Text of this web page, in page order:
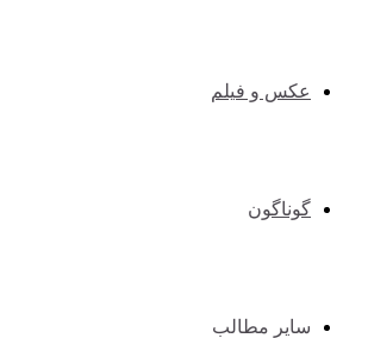
عکس و فیلم
گوناگون
سایر مطالب